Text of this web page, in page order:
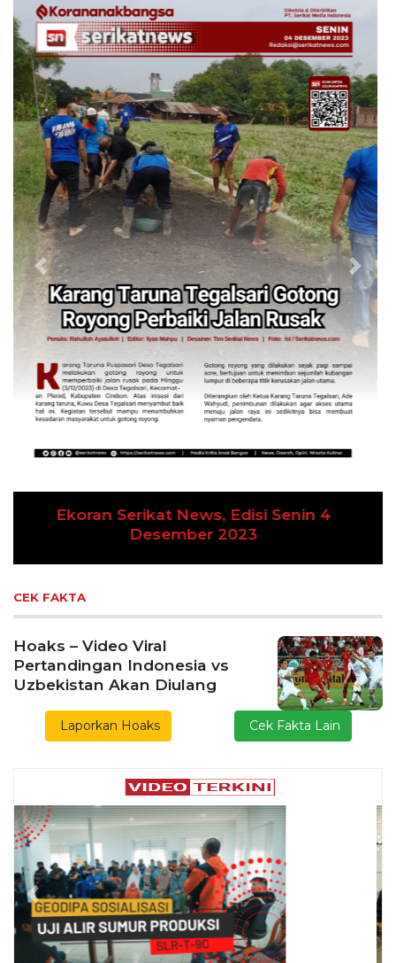
Ekoran Serikat News, Edisi Kamis 9
November 2023
Previous
CEK FAKTA
Hoaks – Video Viral
Pertandingan Indonesia vs
Uzbekistan Akan Diulang
Laporkan Hoaks Cek Fakta Lain
Pembangunan Proyek PLTP Dieng Unit 2
Previous
Bapas Yogyakarta Edukasi Guru SMKN 1
Seyegan untuk Perkuat Kesadaran Hukum
Bapas Yogyakarta dan Poltek Imipas Evaluasi
Program Magang Taruna Pemasyarakan
YOGYAKARTA – Balai Pemasyarakatan (Bapas)
Kelas I Yogyakarta menerima kunjungan
DAERAH| Agustus 6, 2026
Bapas Yogyakarta dan PN Sleman Perkuat
Koordinasi Penerapan Pidana Kerja Sosial